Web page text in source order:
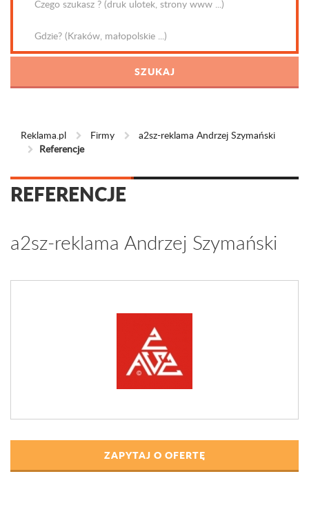
Reklama.pl Firmy
a2sz-reklama Andrzej Szymański
Referencje
REFERENCJE
a2sz-reklama Andrzej Szymański
ZAPYTAJ O OFERTĘ